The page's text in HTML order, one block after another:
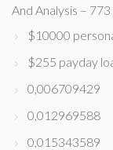
And Analysis – 773
$10000
$255 payday
0,006709429
0,012969588
0,015343589